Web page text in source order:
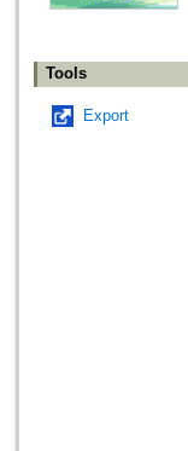
Tools
Export